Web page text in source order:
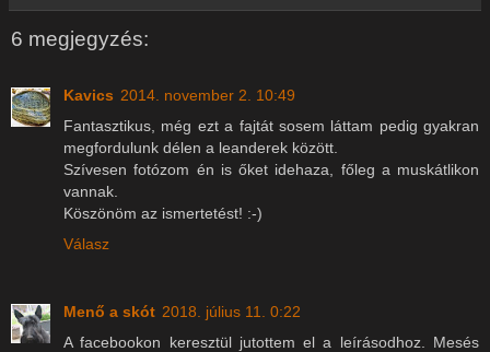
6 megjegyzés:
Kavics 2014. november 2. 10:49
Fantasztikus, még ezt a fajtát sosem láttam pedig gyakran
megfordulunk délen a leanderek között.
Szívesen fotózom én is őket idehaza, főleg a muskátlikon
vannak.
Köszönöm az ismertetést! :-)
Válasz
Menő a skót 2018. július 11. 0:22
A facebookon keresztül jutottem el a leírásodhoz. Mesés